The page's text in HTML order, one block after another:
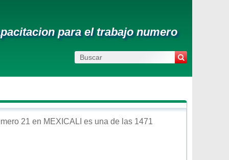
para el trabajo numero
21 en MEXICALI es una de las 1471